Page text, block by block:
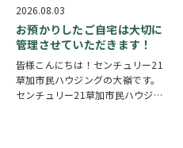
多い国です。草加市においても、他
人事ではなく、日頃から少しでも、
防災意識を高め…
2026.08.03
お預かりしたご自宅は大切に
管理させていただきます！
皆様こんにちは！センチュリー21
草加市民ハウジングの大嶺です。
センチュリー21草加市民ハウジン